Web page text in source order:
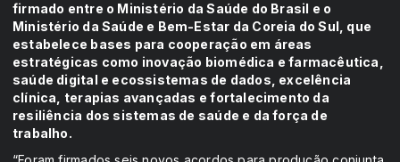
firmado entre o Ministério da Saúde do Brasil e o
Ministério da Saúde e Bem-Estar da Coreia do Sul, que
estabelece bases para cooperação em áreas
estratégicas como inovação biomédica e farmacêutica,
saúde digital e ecossistemas de dados, excelência
clínica, terapias avançadas e fortalecimento da
resiliência dos sistemas de saúde e da força de
trabalho.